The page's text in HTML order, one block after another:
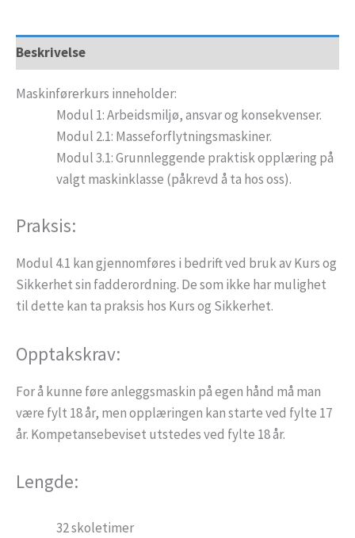
Beskrivelse
Maskinførerkurs inneholder:
Modul 1: Arbeidsmiljø, ansvar og konsekvenser.
Modul 2.1: Masseforflytningsmaskiner.
Modul 3.1: Grunnleggende praktisk opplæring på
valgt maskinklasse (påkrevd å ta hos oss).
Praksis:
Modul 4.1 kan gjennomføres i bedrift ved bruk av Kurs og
Sikkerhet sin fadderordning. De som ikke har mulighet
til dette kan ta praksis hos Kurs og Sikkerhet.
Opptakskrav:
For å kunne føre anleggsmaskin på egen hånd må man
være fylt 18 år, men opplæringen kan starte ved fylte 17
år. Kompetansebeviset utstedes ved fylte 18 år.
Lengde:
32 skoletimer